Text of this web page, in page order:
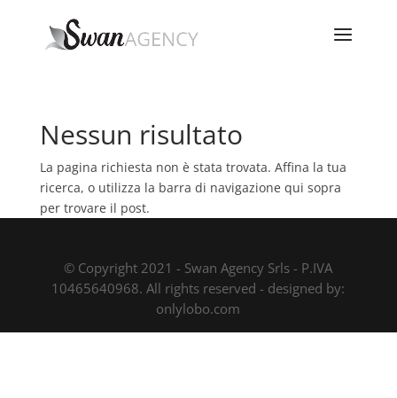
Nessun risultato
La pagina richiesta non è stata trovata. Affina la tua
ricerca, o utilizza la barra di navigazione qui sopra
per trovare il post.
© Copyright 2021 - Swan Agency Srls - P.IVA
10465640968. All rights reserved - designed by:
onlylobo.com